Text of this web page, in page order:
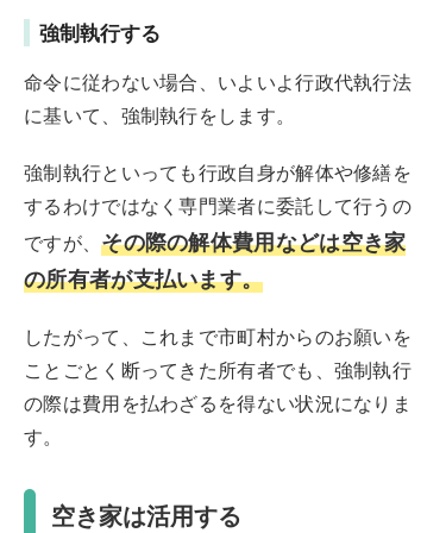
強制執行する
命令に従わない場合、いよいよ行政代執行法
に基いて、強制執行をします。
強制執行といっても行政自身が解体や修繕を
するわけではなく専門業者に委託して行うの
ですが、その際の解体費用などは空き家
の所有者が支払います。
したがって、これまで市町村からのお願いを
ことごとく断ってきた所有者でも、強制執行
の際は費用を払わざるを得ない状況になりま
す。
空き家は活用する